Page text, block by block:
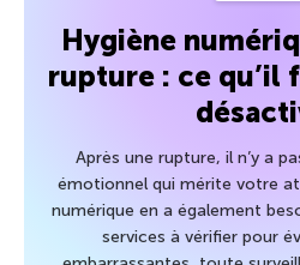
Hygiène
rupture : ce qu’il
Après une rupture, il n’y a
émotionnel qui mérite votre
numérique en a également
services à vérifier pour